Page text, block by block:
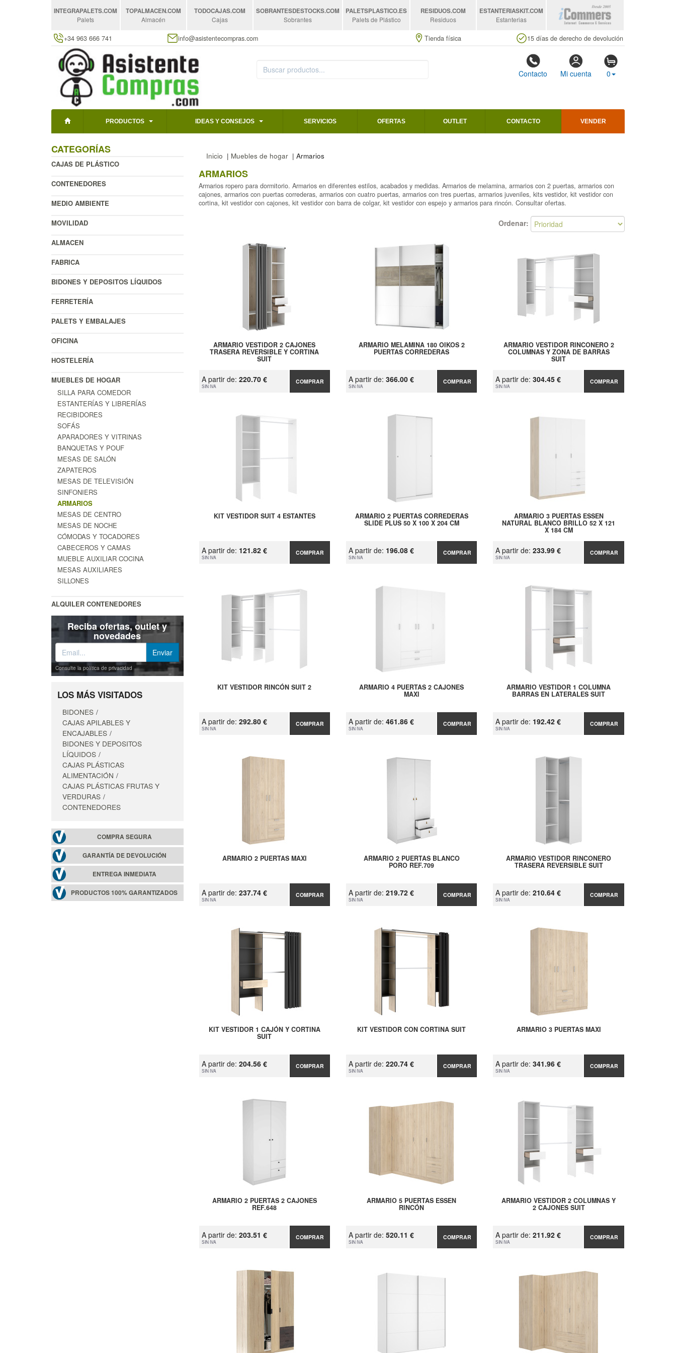
INTEGRAPALETS.COM
Palets
TOPALMACEN.COM
Almacén
TODOCAJAS.COM
Cajas
SOBRANTESDESTOCKS.COM
Sobrantes
PALETSPLASTICO.ES
Palets de Plástico
RESIDUOS.COM
Residuos
ESTANTERIASKIT.COM
Estanterias
+34 963 666 741 info@asistentecompras.com Tienda física 15 días de derecho de devolución
Contacto Mi cuenta 0
PRODUCTOS IDEAS Y CONSEJOS SERVICIOS OFERTAS OUTLET CONTACTO VENDER
CATEGORÍAS
CAJAS DE PLÁSTICO
CONTENEDORES
MEDIO AMBIENTE
MOVILIDAD
ALMACEN
FABRICA
BIDONES Y DEPOSITOS LÍQUIDOS
FERRETERÍA
PALETS Y EMBALAJES
OFICINA
HOSTELERÍA
MUEBLES DE HOGAR
SILLA PARA COMEDOR
ESTANTERÍAS Y LIBRERÍAS
RECIBIDORES
SOFÁS
APARADORES Y VITRINAS
BANQUETAS Y POUF
MESAS DE SALÓN
ZAPATEROS
MESAS DE TELEVISIÓN
SINFONIERS
ARMARIOS
MESAS DE CENTRO
MESAS DE NOCHE
CÓMODAS Y TOCADORES
CABECEROS Y CAMAS
MUEBLE AUXILIAR COCINA
MESAS AUXILIARES
SILLONES
ALQUILER CONTENEDORES
Reciba ofertas, outlet y
novedades
Consulte la política de privacidad
LOS MÁS VISITADOS
BIDONES
CAJAS APILABLES Y
ENCAJABLES
BIDONES Y DEPOSITOS
LÍQUIDOS
CAJAS PLÁSTICAS
ALIMENTACIÓN
CAJAS PLÁSTICAS FRUTAS Y
VERDURAS
CONTENEDORES
COMPRA SEGURA
GARANTÍA DE DEVOLUCIÓN
ENTREGA INMEDIATA
PRODUCTOS 100% GARANTIZADOS
Inicio | Muebles de hogar | Armarios
ARMARIOS
Armarios ropero para dormitorio. Armarios en diferentes estilos, acabados y medidas. Armarios de melamina, armarios con 2 puertas, armarios con
cajones, armarios con puertas correderas, armarios con cuatro puertas, armarios con tres puertas, armarios juveniles, kits vestidor, kit vestidor con
cortina, kit vestidor con cajones, kit vestidor con barra de colgar, kit vestidor con espejo y armarios para rincón. Consultar ofertas.
Ordenar:
ARMARIO VESTIDOR 2 CAJONES
TRASERA REVERSIBLE Y CORTINA
SUIT
A partir de: 220.70 €
SIN IVA
COMPRAR
ARMARIO MELAMINA 180 OIKOS 2
PUERTAS CORREDERAS
A partir de: 366.00 €
SIN IVA
COMPRAR
ARMARIO VESTIDOR RINCONERO 2
COLUMNAS Y ZONA DE BARRAS
SUIT
A partir de:304.45 €
SIN IVA
COMPRAR
KIT VESTIDOR SUIT 4 ESTANTES
A partir de: 121.82 €
SIN IVA
COMPRAR
ARMARIO 2 PUERTAS CORREDERAS
SLIDE PLUS 50 X 100 X 204 CM
A partir de: 196.08 €
SIN IVA
COMPRAR
ARMARIO 3 PUERTAS ESSEN
NATURAL BLANCO BRILLO 52 X 121
X 184 CM
A partir de:233.99 €
SIN IVA
COMPRAR
KIT VESTIDOR RINCÓN SUIT 2
A partir de: 292.80 €
SIN IVA
COMPRAR
ARMARIO 4 PUERTAS 2 CAJONES
MAXI
A partir de: 461.86 €
SIN IVA
COMPRAR
ARMARIO VESTIDOR 1 COLUMNA
BARRAS EN LATERALES SUIT
A partir de: 192.42 €
SIN IVA
COMPRAR
ARMARIO 2 PUERTAS MAXI
A partir de: 237.74 €
SIN IVA
COMPRAR
ARMARIO 2 PUERTAS BLANCO
PORO REF.709
A partir de: 219.72 €
SIN IVA
COMPRAR
ARMARIO VESTIDOR RINCONERO
TRASERA REVERSIBLE SUIT
A partir de:210.64 €
SIN IVA
COMPRAR
KIT VESTIDOR 1 CAJÓN Y CORTINA
SUIT
A partir de: 204.56 €
SIN IVA
COMPRAR
KIT VESTIDOR CON CORTINA SUIT
A partir de: 220.74 €
SIN IVA
COMPRAR
ARMARIO 3 PUERTAS MAXI
A partir de:341.96 €
SIN IVA
COMPRAR
ARMARIO 2 PUERTAS 2 CAJONES
REF.648
A partir de: 203.51 €
SIN IVA
COMPRAR
ARMARIO 5 PUERTAS ESSEN
RINCÓN
A partir de: 520.11 €
SIN IVA
COMPRAR
ARMARIO VESTIDOR 2 COLUMNAS Y
2 CAJONES SUIT
A partir de:211.92 €
SIN IVA
COMPRAR